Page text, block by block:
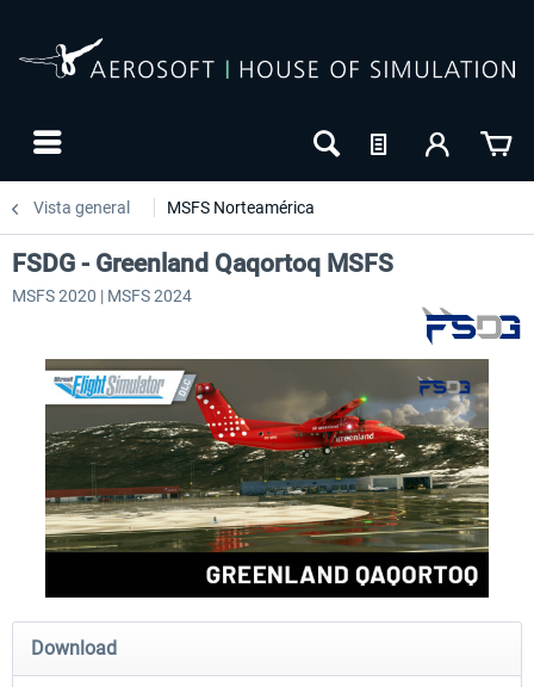
Vista general MSFS Norteamérica
FSDG - Greenland Kulusuk MSFS Aerosoft Airport
FSDG - Greenland Qaqortoq MSFS
MSFS 2020 | MSFS 2024
Download